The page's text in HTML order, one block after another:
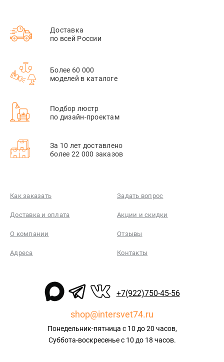
Доставка
по всей России
Более 60 000
моделей в каталоге
Подбор люстр
по дизайн-проектам
За 10 лет доставлено
более 22 000 заказов
Как заказать Задать вопрос
Доставка и оплата Акции и скидки
О компании Отзывы
Адреса Контакты
+7(922)750-45-56
shop@intersvet74.ru
Понедельник-пятница с 10 до 20 часов,
Суббота-воскресенье с 10 до 18 часов.